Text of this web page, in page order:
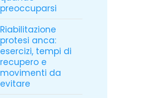
preoccuparsi
Riabilitazione
protesi anca:
esercizi, tempi di
recupero e
movimenti da
evitare